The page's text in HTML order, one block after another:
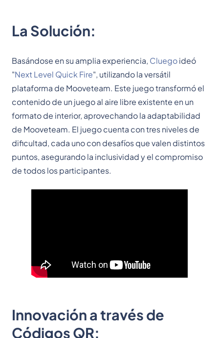
La Solución:
Basándose en su amplia experiencia, Cluegoideó
"Next Level Quick Fire", utilizando la versátil
plataforma de Mooveteam. Este juego transformó el
contenido de un juego al aire libre existente en un
formato de interior, aprovechando la adaptabilidad
de Mooveteam. El juego cuenta con tres niveles de
dificultad, cada uno con desafíos que valen distintos
puntos, asegurando la inclusividad y el compromiso
de todos los participantes.
Innovación a través de
Códigos QR: